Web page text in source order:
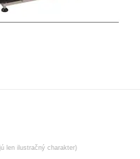
len ilustračný charakter)